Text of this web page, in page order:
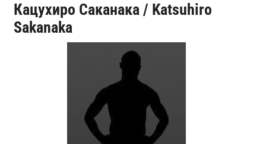
Кацухиро Саканака / Katsuhiro
Sakanaka